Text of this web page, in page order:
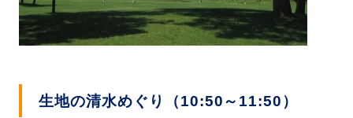
生地の清水めぐり（10:50～11:50）